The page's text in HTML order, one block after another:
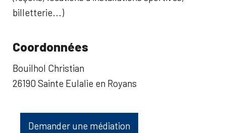
billetterie...)
Coordonnées
Bouilhol Christian
26190 Sainte Eulalie en Royans
Demander une médiation